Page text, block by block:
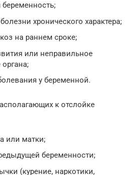
хронического характера;
на раннем сроке;
или неправильное
у беременной.
к отслойке
или матки;
беременности;
(курение, наркотики,